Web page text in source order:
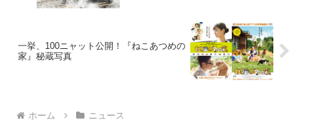
一挙、100ニャット公開！『ねこあつめの
家』秘蔵写真
ホーム ニュース